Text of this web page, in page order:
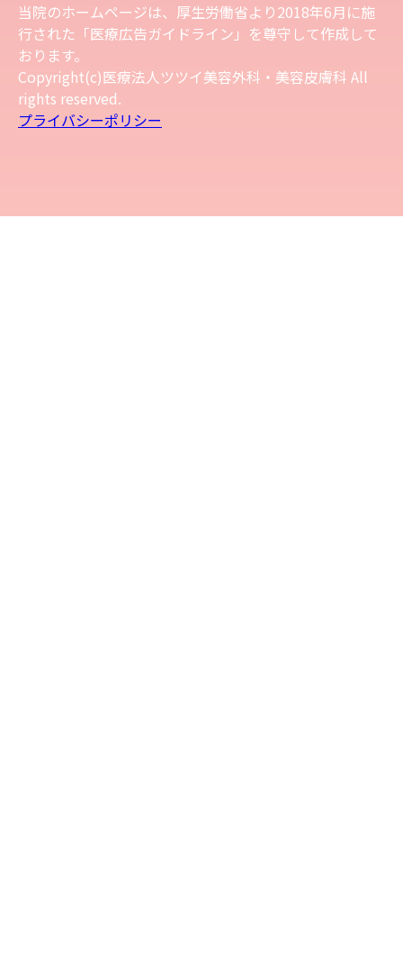
当院のホームページは、厚生労働省より2018年6月に施
行された「医療広告ガイドライン」を尊守して作成して
おります。
Copyright(c)医療法人ツツイ美容外科・美容皮膚科 All
rights reserved.
プライバシーポリシー